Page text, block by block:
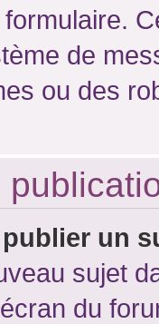
formulaire.
de
ou des
un
sujet
du